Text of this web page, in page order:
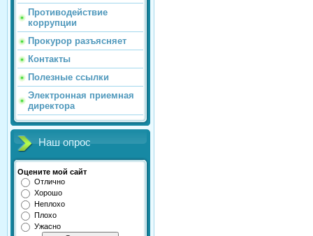
Противодействие
коррупции
Прокурор разъясняет
Контакты
Полезные ссылки
Электронная приемная
директора
Наш опрос
Оцените мой сайт
Отлично
Хорошо
Неплохо
Плохо
Ужасно